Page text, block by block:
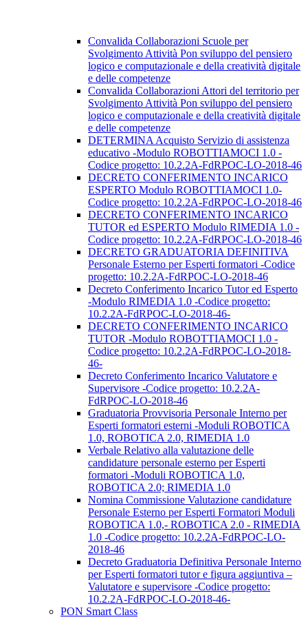
Convalida Collaborazioni Scuole per
Svolgimento Attività Pon sviluppo del pensiero
logico e computazionale e della creatività digitale
e delle competenze
Convalida Collaborazioni Attori del territorio per
Svolgimento Attività Pon sviluppo del pensiero
logico e computazionale e della creatività digitale
e delle competenze
DETERMINA Acquisto Servizio di assistenza
educativo -Modulo ROBOTTIAMOCI 1.0 -
Codice progetto: 10.2.2A-FdRPOC-LO-2018-46
DECRETO CONFERIMENTO INCARICO
ESPERTO Modulo ROBOTTIAMOCI 1.0-
Codice progetto: 10.2.2A-FdRPOC-LO-2018-46
DECRETO CONFERIMENTO INCARICO
TUTOR ed ESPERTO Modulo RIMEDIA 1.0 -
Codice progetto: 10.2.2A-FdRPOC-LO-2018-46
DECRETO GRADUATORIA DEFINITIVA
Personale Esterno per Esperti formatori -Codice
progetto: 10.2.2A-FdRPOC-LO-2018-46
Decreto Conferimento Incarico Tutor ed Esperto
-Modulo RIMEDIA 1.0 -Codice progetto:
10.2.2A-FdRPOC-LO-2018-46-
DECRETO CONFERIMENTO INCARICO
TUTOR -Modulo ROBOTTIAMOCI 1.0 -
Codice progetto: 10.2.2A-FdRPOC-LO-2018-
46-
Decreto Conferimento Incarico Valutatore e
Supervisore -Codice progetto: 10.2.2A-
FdRPOC-LO-2018-46
Graduatoria Provvisoria Personale Interno per
Esperti formatori esterni -Moduli ROBOTICA
1.0, ROBOTICA 2.0, RIMEDIA 1.0
Verbale Relativo alla valutazione delle
candidature personale esterno per Esperti
formatori -Moduli ROBOTICA 1.0,
ROBOTICA 2.0; RIMEDIA 1.0
Nomina Commissione Valutazione candidature
Personale Esterno per Esperti Formatori Moduli
ROBOTICA 1.0,- ROBOTICA 2.0 - RIMEDIA
1.0 -Codice progetto: 10.2.2A-FdRPOC-LO-
2018-46
Decreto Graduatoria Definitiva Personale Interno
per Esperti formatori tutor e figura aggiuntiva –
Valutatore e supervisore -Codice progetto:
10.2.2A-FdRPOC-LO-2018-46-
PON Smart Class